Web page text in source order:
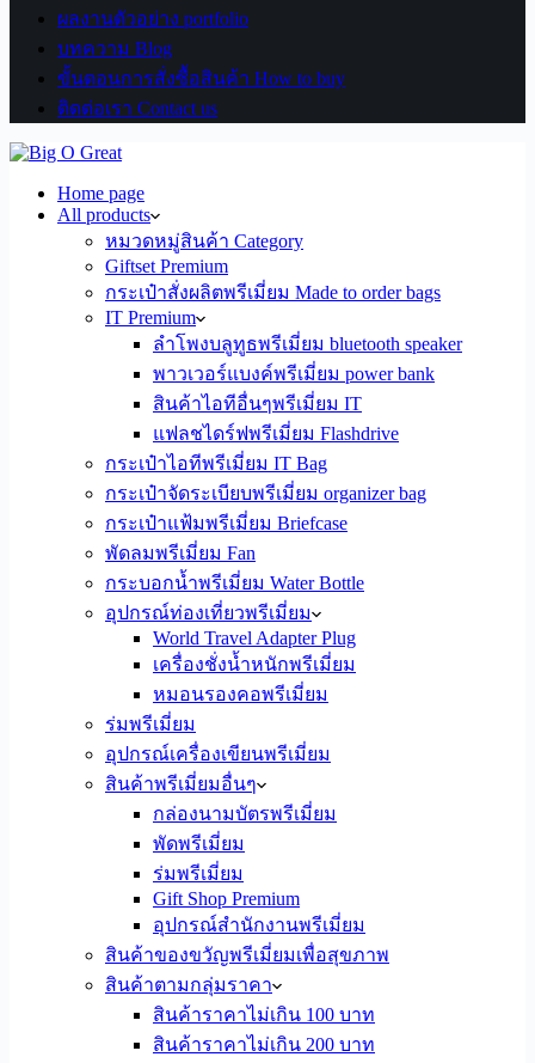
ผลงานตัวอย่าง portfolio
บทความ Blog
ขั้นตอนการสั่งซื้อสินค้า How to buy
ติดต่อเรา Contact us
Home page
All products
หมวดหมู่สินค้า Category
Giftset Premium
กระเป๋าสั่งผลิตพรีเมี่ยม Made to order bags
IT Premium
ลำโพงบลูทูธพรีเมี่ยม bluetooth speaker
พาวเวอร์แบงค์พรีเมี่ยม power bank
สินค้าไอทีอื่นๆพรีเมี่ยม IT
แฟลชไดร์ฟพรีเมี่ยม Flashdrive
กระเป๋าไอทีพรีเมี่ยม IT Bag
กระเป๋าจัดระเบียบพรีเมี่ยม organizer bag
กระเป๋าแฟ้มพรีเมี่ยม Briefcase
พัดลมพรีเมี่ยม Fan
กระบอกน้ำพรีเมี่ยม Water Bottle
อุปกรณ์ท่องเที่ยวพรีเมี่ยม
World Travel Adapter Plug
เครื่องชั่งน้ำหนักพรีเมี่ยม
หมอนรองคอพรีเมี่ยม
ร่มพรีเมี่ยม
อุปกรณ์เครื่องเขียนพรีเมี่ยม
สินค้าพรีเมี่ยมอื่นๆ
กล่องนามบัตรพรีเมี่ยม
พัดพรีเมี่ยม
ร่มพรีเมี่ยม
Gift Shop Premium
อุปกรณ์สำนักงานพรีเมี่ยม
สินค้าของขวัญพรีเมี่ยมเพื่อสุขภาพ
สินค้าตามกลุ่มราคา
สินค้าราคาไม่เกิน 100 บาท
สินค้าราคาไม่เกิน 200 บาท